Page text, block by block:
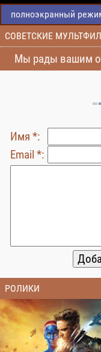
полноэкранный
СОВЕТСКИЕ
Мы рады вашим
Имя *:
Email *:
РОЛИКИ